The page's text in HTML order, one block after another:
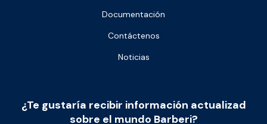
Documentación
Contáctenos
Noticias
¿Te gustaría recibir información actualizad
sobre el mundo Barberi?